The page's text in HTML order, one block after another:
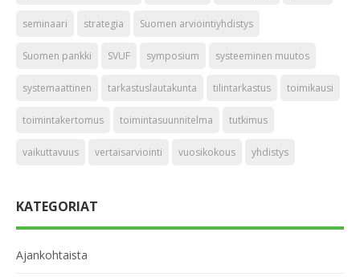
seminaari strategia Suomen arviointiyhdistys
Suomen pankki SVUF symposium systeeminen muutos
systemaattinen tarkastuslautakunta tilintarkastus toimikausi
toimintakertomus toimintasuunnitelma tutkimus
vaikuttavuus vertaisarviointi vuosikokous yhdistys
KATEGORIAT
Ajankohtaista